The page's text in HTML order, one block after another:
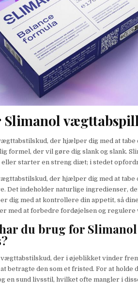
Slimanol
der hjælper dig med at
formel, der vil gøre dig slank og slank.
starter en streng diæt; i stedet
der hjælper dig med at
Det indeholder naturlige ingredienser,
dig med at kontrollere din appetit, så
med at forbedre fordøjelsen og regulere
du brug for
der i øjeblikket vinder
betragte den som et fristed. For at
en sund livsstil, hvilket ofte mangler i